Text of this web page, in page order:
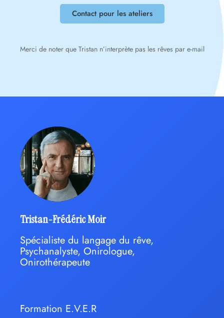
Contact pour les ateliers
Merci de noter que Tristan n’interprète pas les rêves par e-mail
Tristan-Frédéric Moir
Spécialiste du langage du rêve,
Psychanalyste, Onirologue,
Onirothérapeute
Formation E.V.E.R